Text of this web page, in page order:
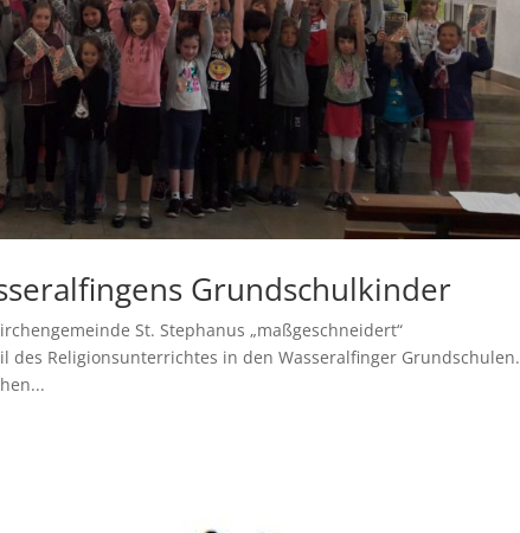
Grundschulkinder
St. Stephanus „maßgeschneidert“
Religionsunterrichtes in den Wasseralfinger Grundschulen.